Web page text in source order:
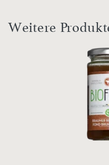
Weitere